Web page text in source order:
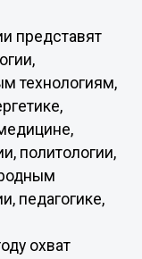
представят
технологиям,
политологии,
педагогике,
охват